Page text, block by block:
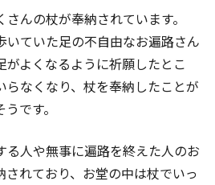
んの杖が奉納されています。
いていた足の不自由なお遍路さん
よくなるように祈願したとこ
らなくなり、杖を奉納したことが
です。
る人や無事に遍路を終えた人のお
れており、お堂の中は杖でいっ